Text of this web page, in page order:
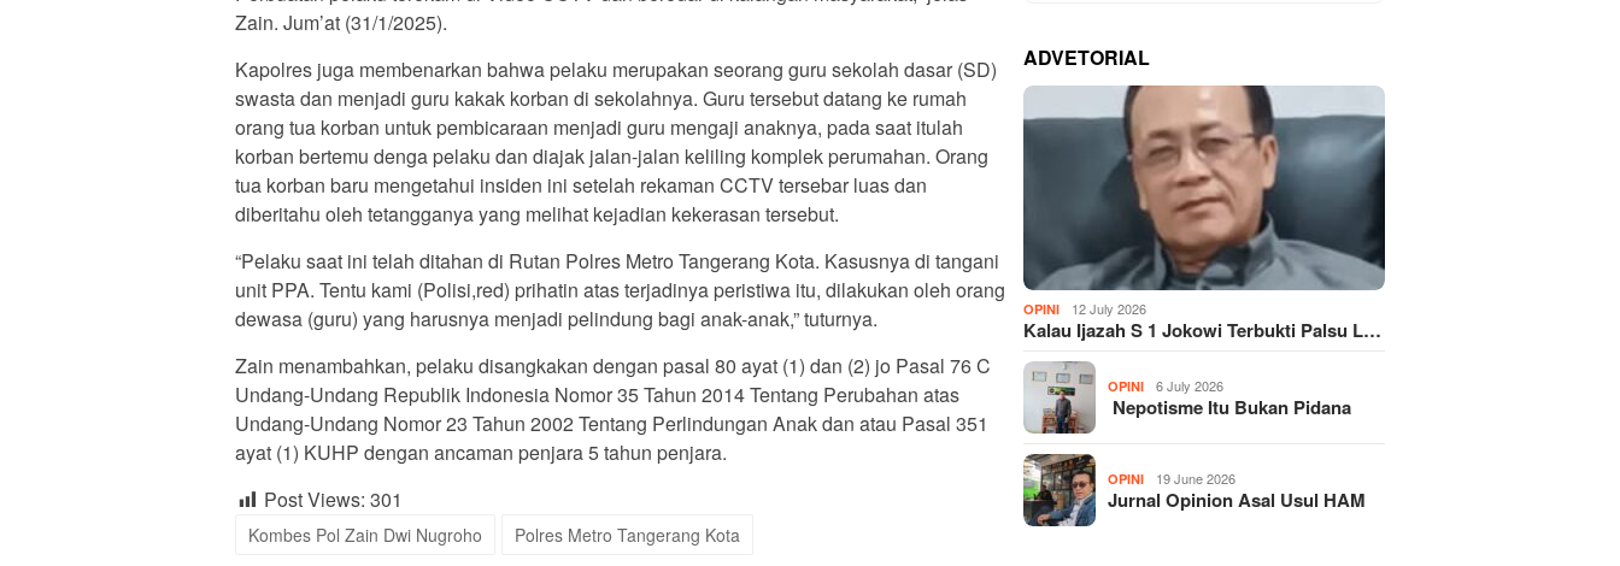
Zain. Jum’at (31/1/2025).
Kapolres juga membenarkan bahwa pelaku merupakan seorang guru sekolah dasar (SD)
swasta dan menjadi guru kakak korban di sekolahnya. Guru tersebut datang ke rumah
orang tua korban untuk pembicaraan menjadi guru mengaji anaknya, pada saat itulah
korban bertemu denga pelaku dan diajak jalan-jalan keliling komplek perumahan. Orang
tua korban baru mengetahui insiden ini setelah rekaman CCTV tersebar luas dan
diberitahu oleh tetangganya yang melihat kejadian kekerasan tersebut.
“Pelaku saat ini telah ditahan di Rutan Polres Metro Tangerang Kota. Kasusnya di tangani
unit PPA. Tentu kami (Polisi,red) prihatin atas terjadinya peristiwa itu, dilakukan oleh orang
dewasa (guru) yang harusnya menjadi pelindung bagi anak-anak,” tuturnya.
Zain menambahkan, pelaku disangkakan dengan pasal 80 ayat (1) dan (2) jo Pasal 76 C
Undang-Undang Republik Indonesia Nomor 35 Tahun 2014 Tentang Perubahan atas
Undang-Undang Nomor 23 Tahun 2002 Tentang Perlindungan Anak dan atau Pasal 351
ayat (1) KUHP dengan ancaman penjara 5 tahun penjara.
Post Views: 301
Kombes Pol Zain Dwi Nugroho Polres Metro Tangerang Kota
ADVETORIAL
OPINI 12 July 2026
Kalau Ijazah S 1 Jokowi Terbukti Palsu L…
OPINI 6 July 2026
Nepotisme Itu Bukan Pidana
OPINI 19 June 2026
Jurnal Opinion Asal Usul HAM